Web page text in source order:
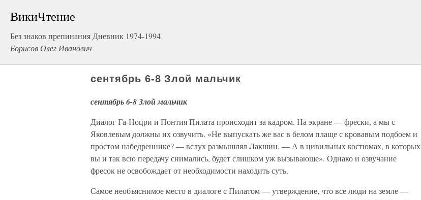
ВикиЧтение
Без знаков препинания Дневник 1974-1994
Борисов Олег Иванович
сентябрь 6-8 Злой мальчик
сентябрь 6-8 Злой мальчик
Диалог Га-Ноцри и Понтия Пилата происходит за кадром. На экране — фрески, а мы с
Яковлевым должны их озвучить. «Не выпускать же вас в белом плаще с кровавым подбоем и
простом набедреннике? — вслух размышлял Лакшин. — А в цивильных костюмах, в которых
вы и так всю передачу снимались, будет слишком уж вызывающе». Однако и озвучание
фресок не освобождает от необходимости находить суть.
Самое необъяснимое место в диалоге с Пилатом — утверждение, что все люди на земле —